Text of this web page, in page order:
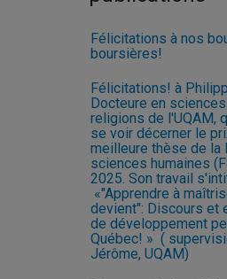
Félicitations à nos
boursières!
Félicitations! à
Docteure en
religions de l'UQAM,
se voir décerner le
meilleure thèse de la
sciences humaines
2025. Son travail
«"Apprendre à
devient": Discours et
de développement
Québec! » (
Jérôme, UQAM)